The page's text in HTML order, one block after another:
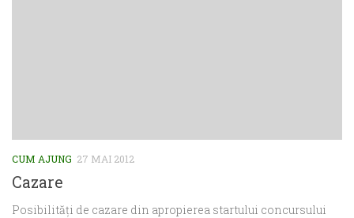
CUM AJUNG 27 MAI 2012
Cazare
Posibilități de cazare din apropierea startului concursului